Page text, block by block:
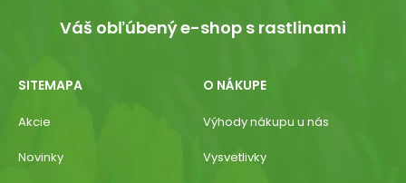
Váš obľúbený e-shop s rastlinami
SITEMAPA
Akcie
Novinky
O NÁKUPE
Výhody nákupu u nás
Vysvetlivky